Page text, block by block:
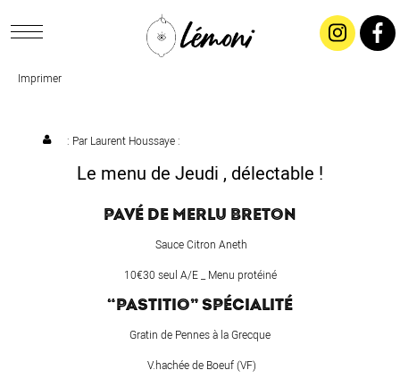
CONCEPT
SALADES & BUFFETS
TRAITEUR
Imprimer
: Par Laurent Houssaye:
Le menu de Jeudi , délectable !
PAVÉ DE MERLU BRETON
Sauce Citron Aneth
10€30 seul A/E _ Menu protéiné
“PASTITIO” SPÉCIALITÉ
Gratin de Pennes à la Grecque
V.hachée de Boeuf (VF)